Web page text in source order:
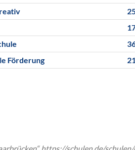
Förderung